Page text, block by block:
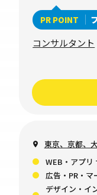
PR POINT
コンサルタント
東京、京都、
WEB・アプリ
広告・PR・マ
デザイン・イ